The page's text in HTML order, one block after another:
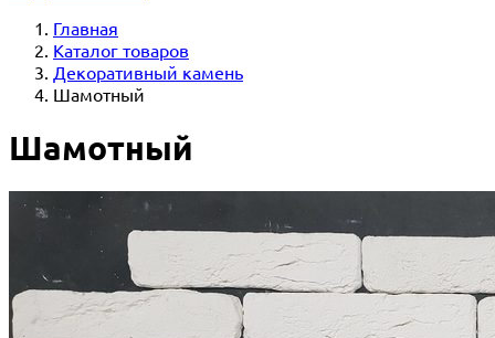
Главная
Каталог товаров
Декоративный камень
Шамотный
Шамотный